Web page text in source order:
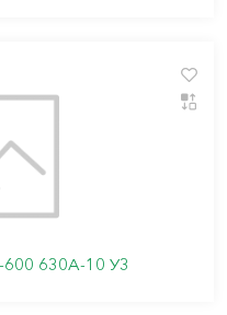
600 630А-10 У3